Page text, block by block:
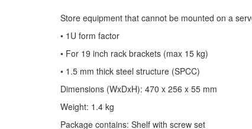
Store equipment that cannot be mounted on a
• 1U form factor
• For 19 inch rack brackets (max 15 kg)
• 1.5 mm thick steel structure (SPCC)
Dimensions (WxDxH): 470 x 256 x 55 mm
Weight: 1.4 kg
Package contains: Shelf with screw set